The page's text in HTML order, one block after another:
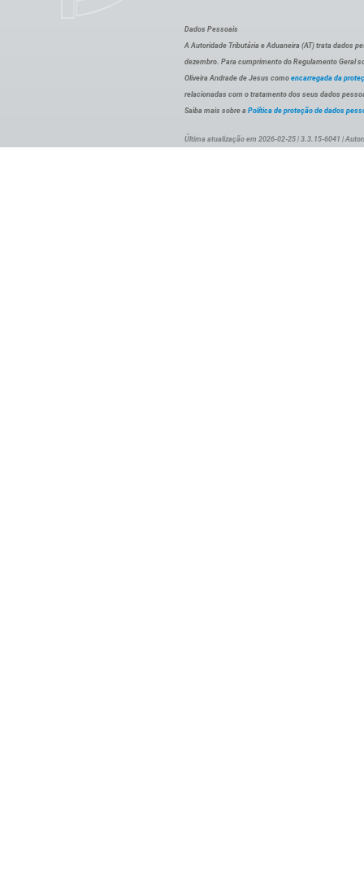
Dados Pessoais
A Autoridade Tributária e Aduaneira (AT) trata dados
dezembro. Para cumprimento do Regulamento Geral
Oliveira Andrade de Jesus como encarregada da
relacionadas com o tratamento dos seus dados
Saiba mais sobre a Política de proteção de dados
Última atualização em 2026-02-25 | 3.3.15-6041 |